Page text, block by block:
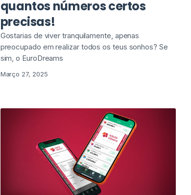
quantos números certos
precisas!
Gostarias de viver tranquilamente, apenas
preocupado em realizar todos os teus sonhos? Se
sim, o EuroDreams
Março 27, 2025